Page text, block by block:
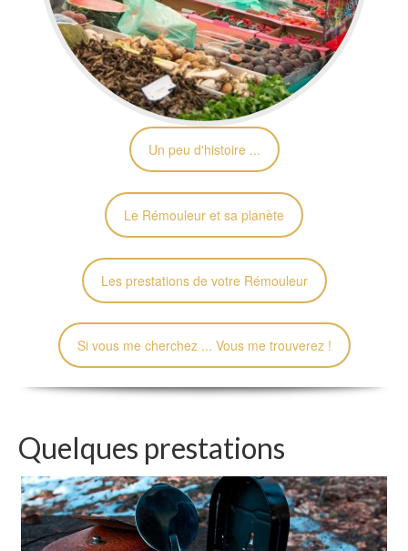
Un peu d'histoire ...
Le Rémouleur et sa planète
Les prestations de votre Rémouleur
Si vous me cherchez ... Vous me trouverez !
Quelques prestations